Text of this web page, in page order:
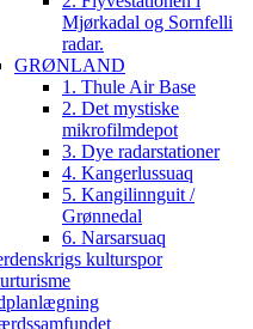
Mjørkadal og Sornfelli
radar.
GRØNLAND
1. Thule Air Base
2. Det mystiske
mikrofilmdepot
3. Dye radarstationer
4. Kangerlussuaq
5. Kangilinnguit /
Grønnedal
6. Narsarsuaq
kulturspor